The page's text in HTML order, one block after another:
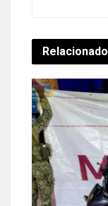
Relacionado